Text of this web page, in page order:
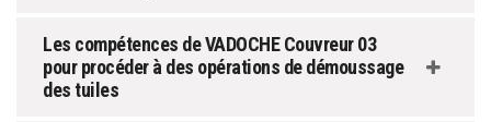
Les compétences de VADOCHE Couvreur 03
pour procéder à des opérations de démoussage
des tuiles